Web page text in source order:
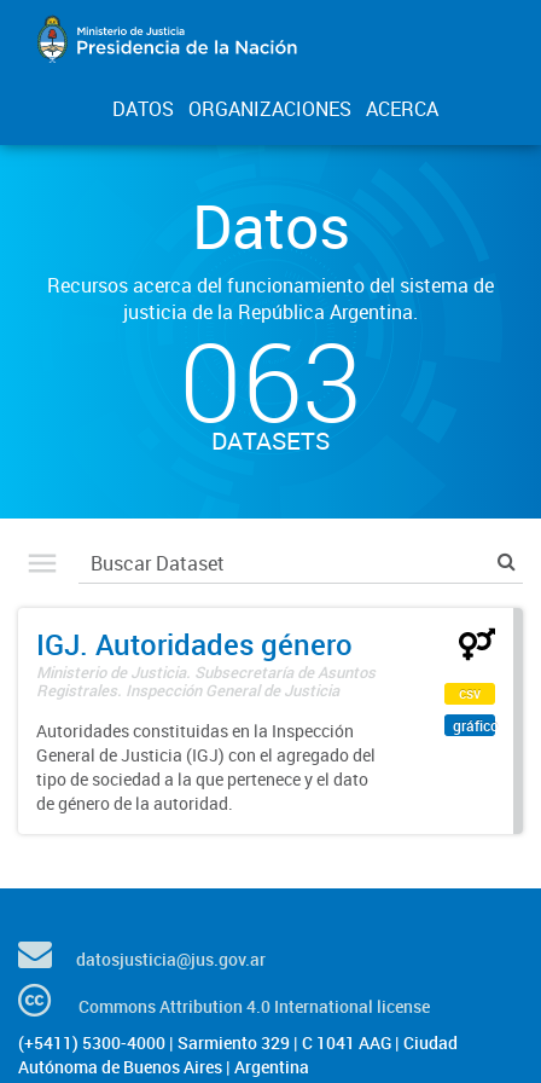
DATOS ORGANIZACIONES ACERCA
Datos
Recursos acerca del funcionamiento del sistema de
justicia de la República Argentina.
063
DATASETS
IGJ. Autoridades género
Ministerio de Justicia. Subsecretaría de Asuntos
Registrales. Inspección General de Justicia
Autoridades constituidas en la Inspección
General de Justicia (IGJ) con el agregado del
tipo de sociedad a la que pertenece y el dato
de género de la autoridad.
csv
gráfico
datosjusticia@jus.gov.ar
Commons Attribution 4.0 International license
(+5411) 5300-4000 | Sarmiento 329 | C 1041 AAG | Ciudad
Autónoma de Buenos Aires | Argentina